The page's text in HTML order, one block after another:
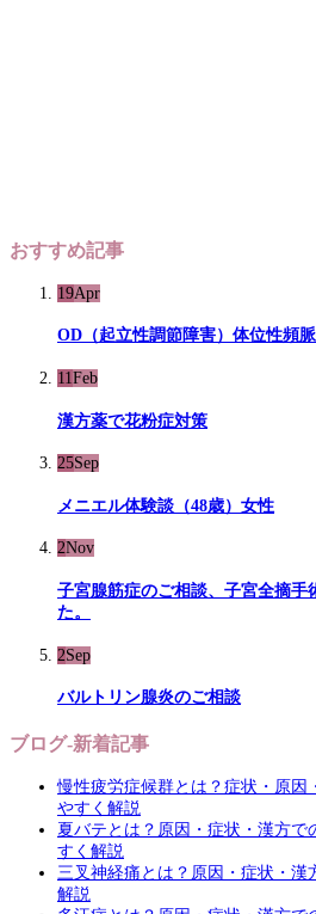
おすすめ記事
19Apr
OD（起立性調節障害）体位性頻
11 Feb
漢方薬で花粉症対策
25Sep
メニエル体験談（48歳）女性
2Nov
子宮腺筋症のご相談、子宮全摘手
た。
2Sep
バルトリン腺炎のご相談
ブログ-新着記事
慢性疲労症候群とは？症状・原因
やすく解説
夏バテとは？原因・症状・漢方
すく解説
三叉神経痛とは？原因・症状・漢
解説